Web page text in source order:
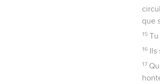
que
15
16 Ils
17